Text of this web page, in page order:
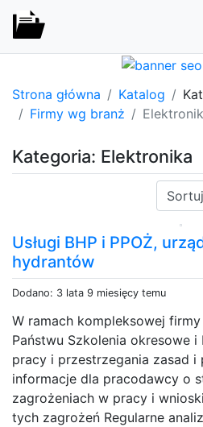
Strona główna Katalog
Firmy wg branż
Kategoria: Elektronika
Sortuj:
Usługi BHP i PPOŻ,
hydrantów
Dodano: 3 lata 9 miesięcy temu
W ramach kompleksowej
Państwu Szkolenia okresowe
pracy i przestrzegania zasad i
informacje dla pracodawcy o
zagrożeniach w pracy i
tych zagrożeń Regularne